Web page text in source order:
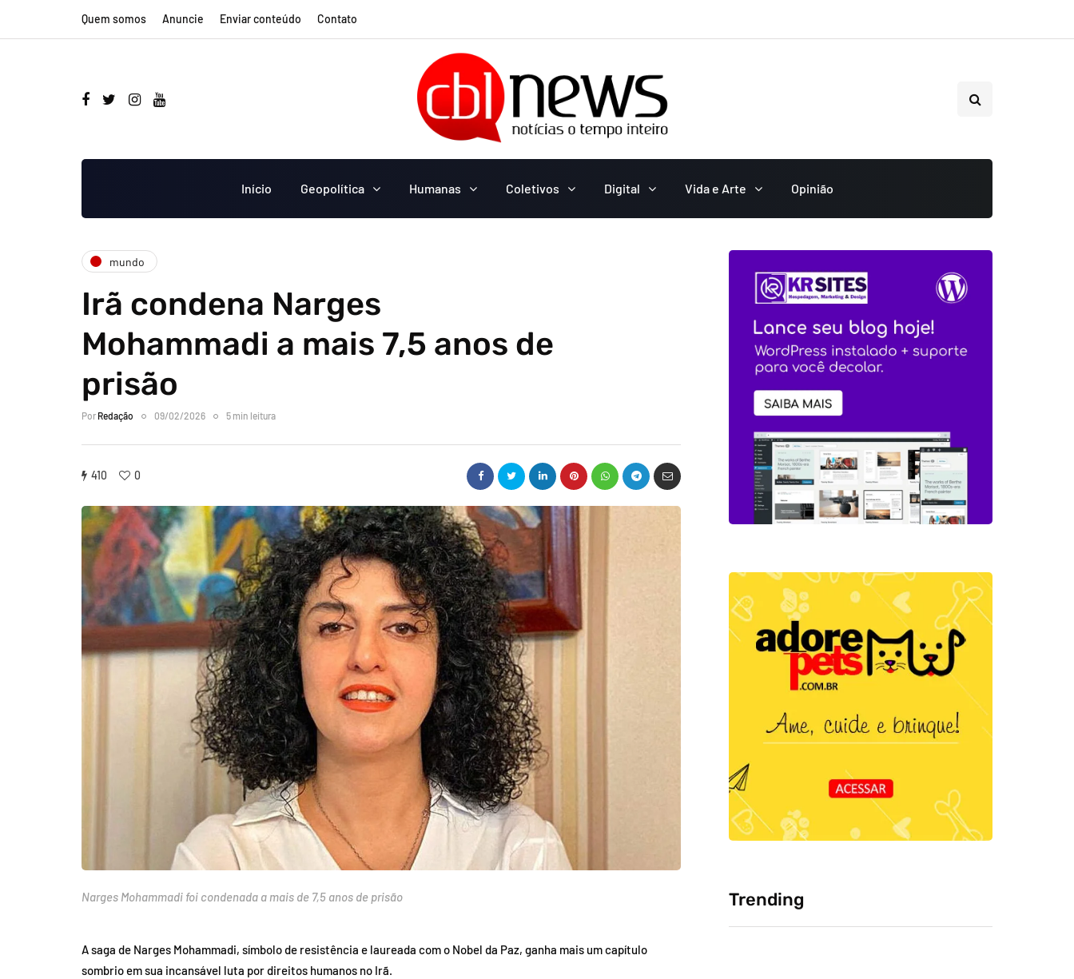
Quem somos Anuncie Enviar conteúdo Contato
Início Geopolítica Humanas Coletivos Digital Vida e Arte Opinião
mundo
Irã condena Narges
Mohammadi a mais 7,5 anos de
prisão
Por Redação 09/02/2026 5 min leitura
410 0
Narges Mohammadi foi condenada a mais de 7,5 anos de prisão
A saga de Narges Mohammadi, símbolo de resistência e laureada com o Nobel da Paz, ganha mais um capítulo
sombrio em sua incansável luta por direitos humanos no Irã.
Trending